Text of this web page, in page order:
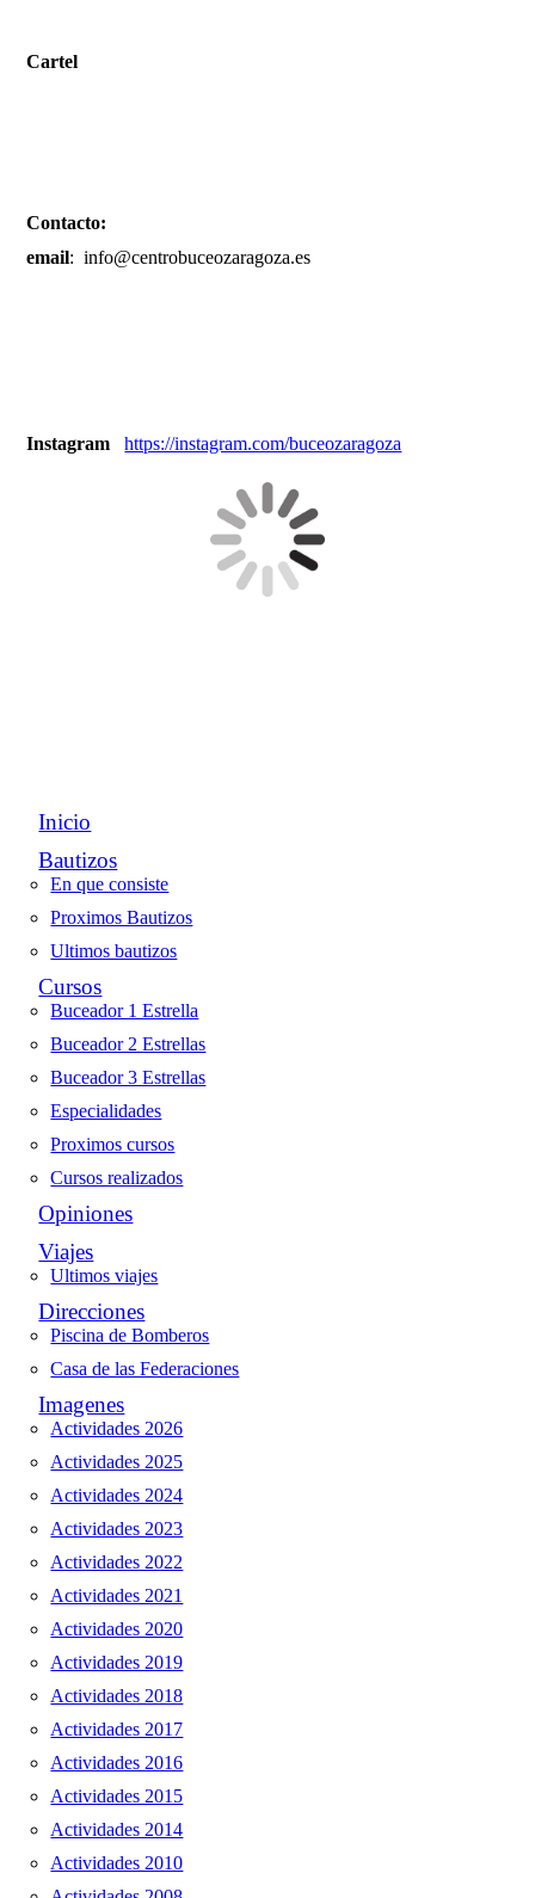
Cartel
Contacto:
email: info@centrobuceozaragoza.es
Instagram https://instagram.com/buceozaragoza
Inicio
Bautizos
En que consiste
Proximos Bautizos
Ultimos bautizos
Cursos
Buceador 1 Estrella
Buceador 2 Estrellas
Buceador 3 Estrellas
Especialidades
Proximos cursos
Cursos realizados
Opiniones
Viajes
Ultimos viajes
Direcciones
Piscina de Bomberos
Casa de las Federaciones
Imagenes
Actividades 2026
Actividades 2025
Actividades 2024
Actividades 2023
Actividades 2022
Actividades 2021
Actividades 2020
Actividades 2019
Actividades 2018
Actividades 2017
Actividades 2016
Actividades 2015
Actividades 2014
Actividades 2010